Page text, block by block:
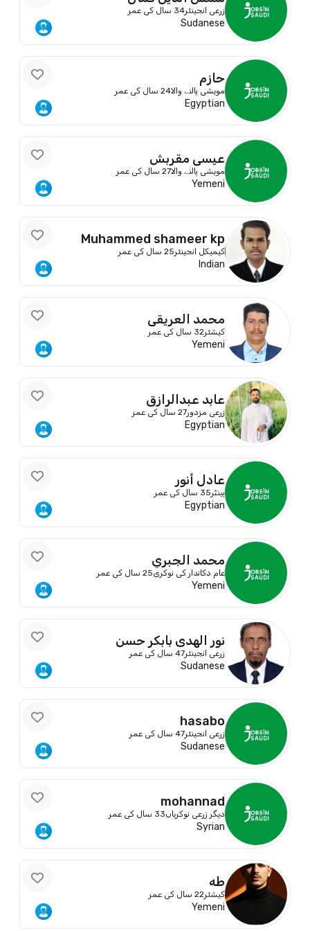
زرعی انجینئر34 سال کی عمر
Sudanese
حازم
مویشی پالنے والا24 سال کی عمر
Egyptian
عيسى مقربش
مویشی پالنے والا27 سال کی عمر
Yemeni
Muhammed shameer kp
کیمیکل انجینئر25 سال کی عمر
Indian
محمد العريقي
کیشئر32 سال کی عمر
Yemeni
عابد عبدالرازق
زرعی مزدور27 سال کی عمر
Egyptian
عادل أنور
پینٹر35 سال کی عمر
Egyptian
محمد الجبري
عام دکاندار کی نوکری25 سال کی عمر
Yemeni
نور الهدى بابكر حسن
زرعی انجینئر47 سال کی عمر
Sudanese
hasabo
زرعی انجینئر47 سال کی عمر
Sudanese
mohannad
دیگر زرعی نوکریاں33 سال کی عمر
Syrian
طه
کیشئر22 سال کی عمر
Yemeni